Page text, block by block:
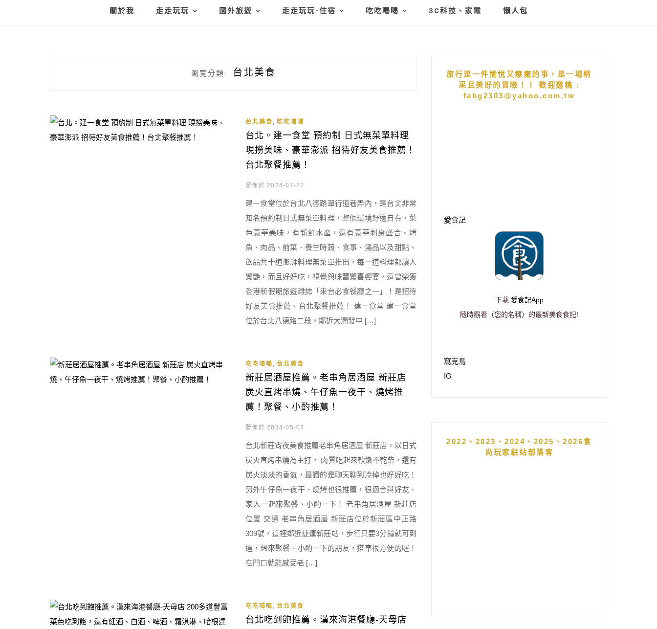
關於我 走走玩玩 國外旅遊 走走玩玩-住宿 吃吃喝喝 3C科技、家電 懶人包
瀏覽分類: 台北美食
台北美食 吃吃喝喝
台北。建一食堂 預約制 日式無菜單料理
現撈美味、豪華澎派 招待好友美食推薦！
台北聚餐推薦！
發佈於 2024-07-22
建一食堂位於台北八德路單行道巷弄內，是台北非常
知名預約制日式無菜單料理，整個環境舒適自在，菜
色豪華美味，有新鮮水產，還有豪華刺身盛合、烤
魚、肉品、前菜、養生時蔬、食事、湯品以及甜點、
飲品共十道澎湃料理無菜單推出，每一道料理都讓人
驚艷，而且好好吃，視覺與味蕾驚喜饗宴，還曾榮獲
香港新假期旅遊雜誌「來台必食餐廳之一」！是招待
好友美食推薦、台北聚餐推薦！ 建一食堂 建一食堂
位於台北八德路二段，鄰近大潤發中 […]
吃吃喝喝 台北美食
新莊居酒屋推薦。老串角居酒屋 新莊店
炭火直烤串燒、午仔魚一夜干、燒烤推
薦！聚餐、小酌推薦！
發佈於 2024-05-03
台北新莊宵夜美食推薦老串角居酒屋 新莊店，以日式
炭火直烤串燒為主打， 肉質吃起來軟嫩不乾柴，還有
炭火淡淡的香氣，最讚的是聊天聊到冷掉也好好吃！
另外午仔魚一夜干、燒烤也很推薦，很適合與好友、
家人一起來聚餐、小酌一下！ 老串角居酒屋 新莊店
位置 交通 老串角居酒屋 新莊店位於新莊區中正路
309號，這裡鄰近捷運新莊站，步行只要3分鐘就可到
達，想來聚餐、小酌一下的朋友，搭車很方便的喔！
在門口就能感受老 […]
吃吃喝喝 台北美食
台北吃到飽推薦。漢來海港餐廳-天母店
旅行是一件愉悅又療癒的事，是一場精
采且美好的冒險！！ 歡迎邀稿 :
fabg2303@yahoo.com.tw
愛食記
下載 愛食記App
隨時觀看（您的名稱）的最新美食食記!
窩克島
IG
2022、2023、2024、2025、2026食
尚玩家駐站部落客